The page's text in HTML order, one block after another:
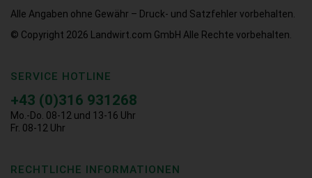
Alle Angaben ohne Gewähr – Druck- und Satzfehler vorbehalten.
© Copyright 2026
Landwirt.com GmbH Alle Rechte vorbehalten.
SERVICE HOTLINE
+43 (0)316 931268
Mo.-Do. 08-12 und 13-16 Uhr
Fr. 08-12 Uhr
RECHTLICHE INFORMATIONEN